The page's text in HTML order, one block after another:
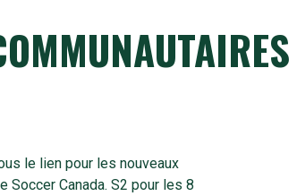
le lien pour les nouveaux
Soccer Canada. S2 pour les 8